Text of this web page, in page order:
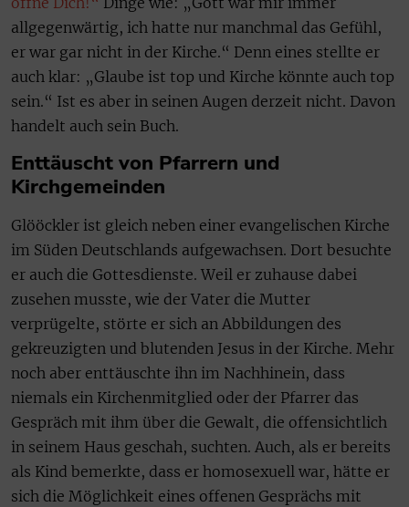
allgegenwärtig, ich hatte nur manchmal das Gefühl,
er war gar nicht in der Kirche.“ Denn eines stellte er
auch klar: „Glaube ist top und Kirche könnte auch top
sein.“ Ist es aber in seinen Augen derzeit nicht. Davon
handelt auch sein Buch.
Enttäuscht von Pfarrern und
Kirchgemeinden
Glööckler ist gleich neben einer evangelischen Kirche
im Süden Deutschlands aufgewachsen. Dort besuchte
er auch die Gottesdienste. Weil er zuhause dabei
zusehen musste, wie der Vater die Mutter
verprügelte, störte er sich an Abbildungen des
gekreuzigten und blutenden Jesus in der Kirche. Mehr
noch aber enttäuschte ihn im Nachhinein, dass
niemals ein Kirchenmitglied oder der Pfarrer das
Gespräch mit ihm über die Gewalt, die offensichtlich
in seinem Haus geschah, suchten. Auch, als er bereits
als Kind bemerkte, dass er homosexuell war, hätte er
sich die Möglichkeit eines offenen Gesprächs mit